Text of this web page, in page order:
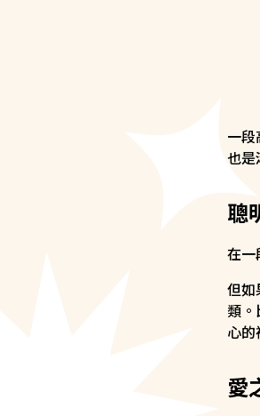
一
也是
聰
在一
但如
類
心的
愛